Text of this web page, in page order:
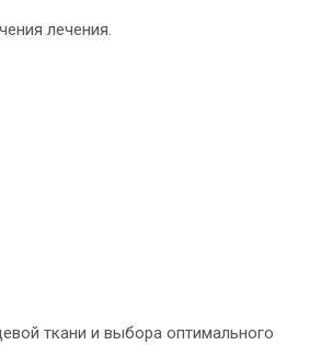
лечения.
ткани и выбора оптимального